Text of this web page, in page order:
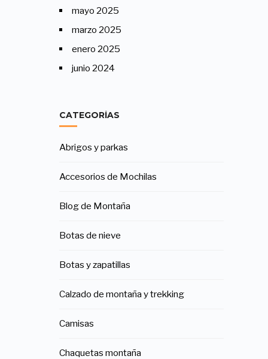
mayo 2025
marzo 2025
enero 2025
junio 2024
CATEGORÍAS
Abrigos y parkas
Accesorios de Mochilas
Blog de Montaña
Botas de nieve
Botas y zapatillas
Calzado de montaña y trekking
Camisas
Chaquetas montaña